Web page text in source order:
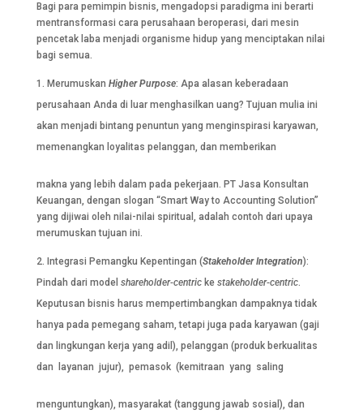
Bagi para pemimpin bisnis, mengadopsi paradigma ini berarti
mentransformasi cara perusahaan beroperasi, dari mesin
pencetak laba menjadi organisme hidup yang menciptakan nilai
bagi semua.
Merumuskan Higher Purpose: Apa alasan keberadaan
perusahaan Anda di luar menghasilkan uang? Tujuan mulia ini
akan menjadi bintang penuntun yang menginspirasi karyawan,
memenangkan loyalitas pelanggan, dan memberikan
makna yang lebih dalam pada pekerjaan. PT Jasa Konsultan
Keuangan, dengan slogan “Smart Way to Accounting Solution”
yang dijiwai oleh nilai-nilai spiritual, adalah contoh dari upaya
merumuskan tujuan ini.
Integrasi Pemangku Kepentingan (Stakeholder Integration):
Pindah dari model shareholder-centric ke stakeholder-centric.
Keputusan bisnis harus mempertimbangkan dampaknya tidak
hanya pada pemegang saham, tetapi juga pada karyawan (gaji
dan lingkungan kerja yang adil), pelanggan (produk berkualitas
dan layanan jujur), pemasok (kemitraan yang saling
menguntungkan), masyarakat (tanggung jawab sosial), dan